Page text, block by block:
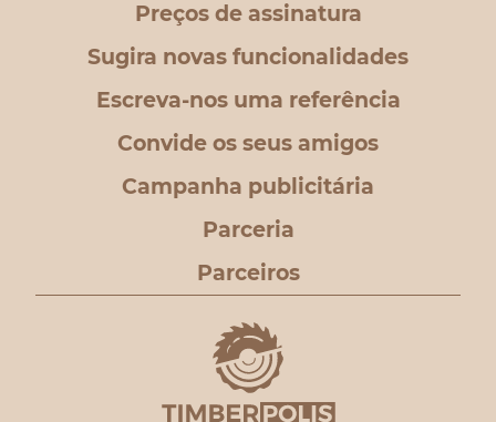
Preços de assinatura
Sugira novas funcionalidades
Escreva-nos uma referência
Convide os seus amigos
Campanha publicitária
Parceria
Parceiros